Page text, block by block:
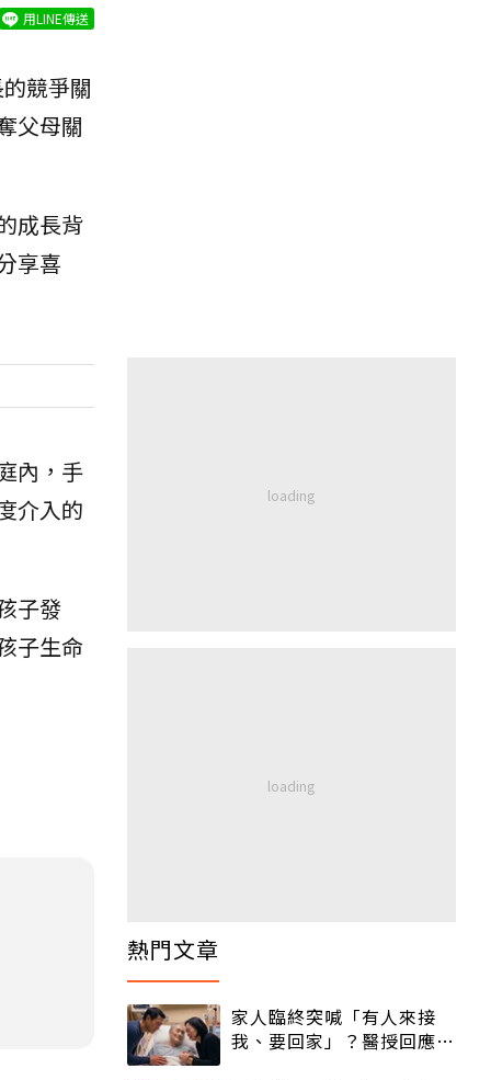
用LINE傳送
競爭關
父母關
成長背
享喜
內，手
介入的
子發
子生命
熱門文章
家人臨終突喊「有人來接
我、要回家」？醫授回應方